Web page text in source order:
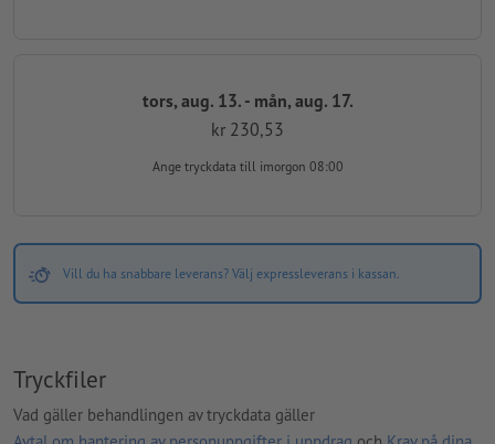
tors, aug. 13. - mån, aug. 17.
kr 230,53
Ange tryckdata till imorgon 08:00
Vill du ha snabbare leverans? Välj expressleverans i kassan.
Tryckfiler
Vad gäller behandlingen av tryckdata gäller